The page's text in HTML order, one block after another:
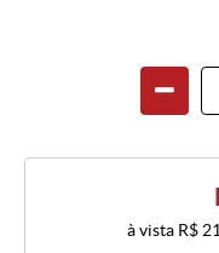
à vista R$